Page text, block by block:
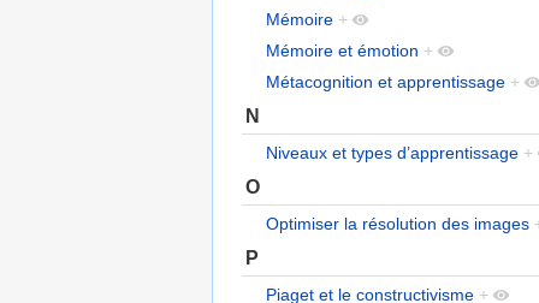
Mémoire +
Mémoire et émotion +
Métacognition et apprentissage +
N
Niveaux et types d’apprentissage +
O
Optimiser la résolution des images
P
Piaget et le constructivisme +